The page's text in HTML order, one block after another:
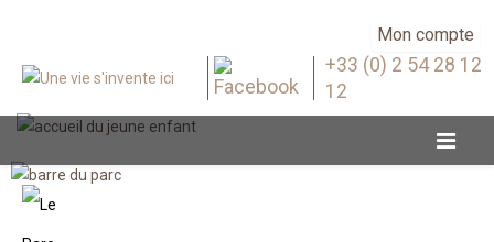
Mon compte
+33 (0) 2 54 28 12
12